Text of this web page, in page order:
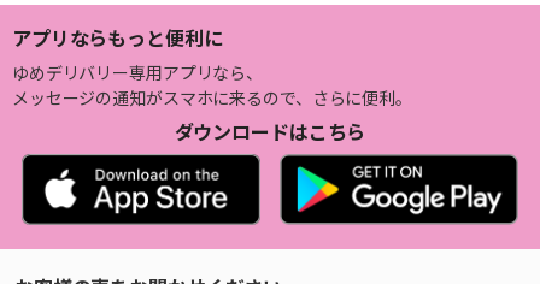
アプリならもっと便利に
ゆめデリバリー専用アプリなら、
メッセージの通知がスマホに来るので、さらに便利。
ダウンロードはこちら